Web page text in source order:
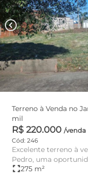
chevron_left
Terreno à Venda no
mil
R$ 220.000 /venda
Cód: 246
Excelente terreno à
Pedro, uma
ou construi...
fullscreen275 m²